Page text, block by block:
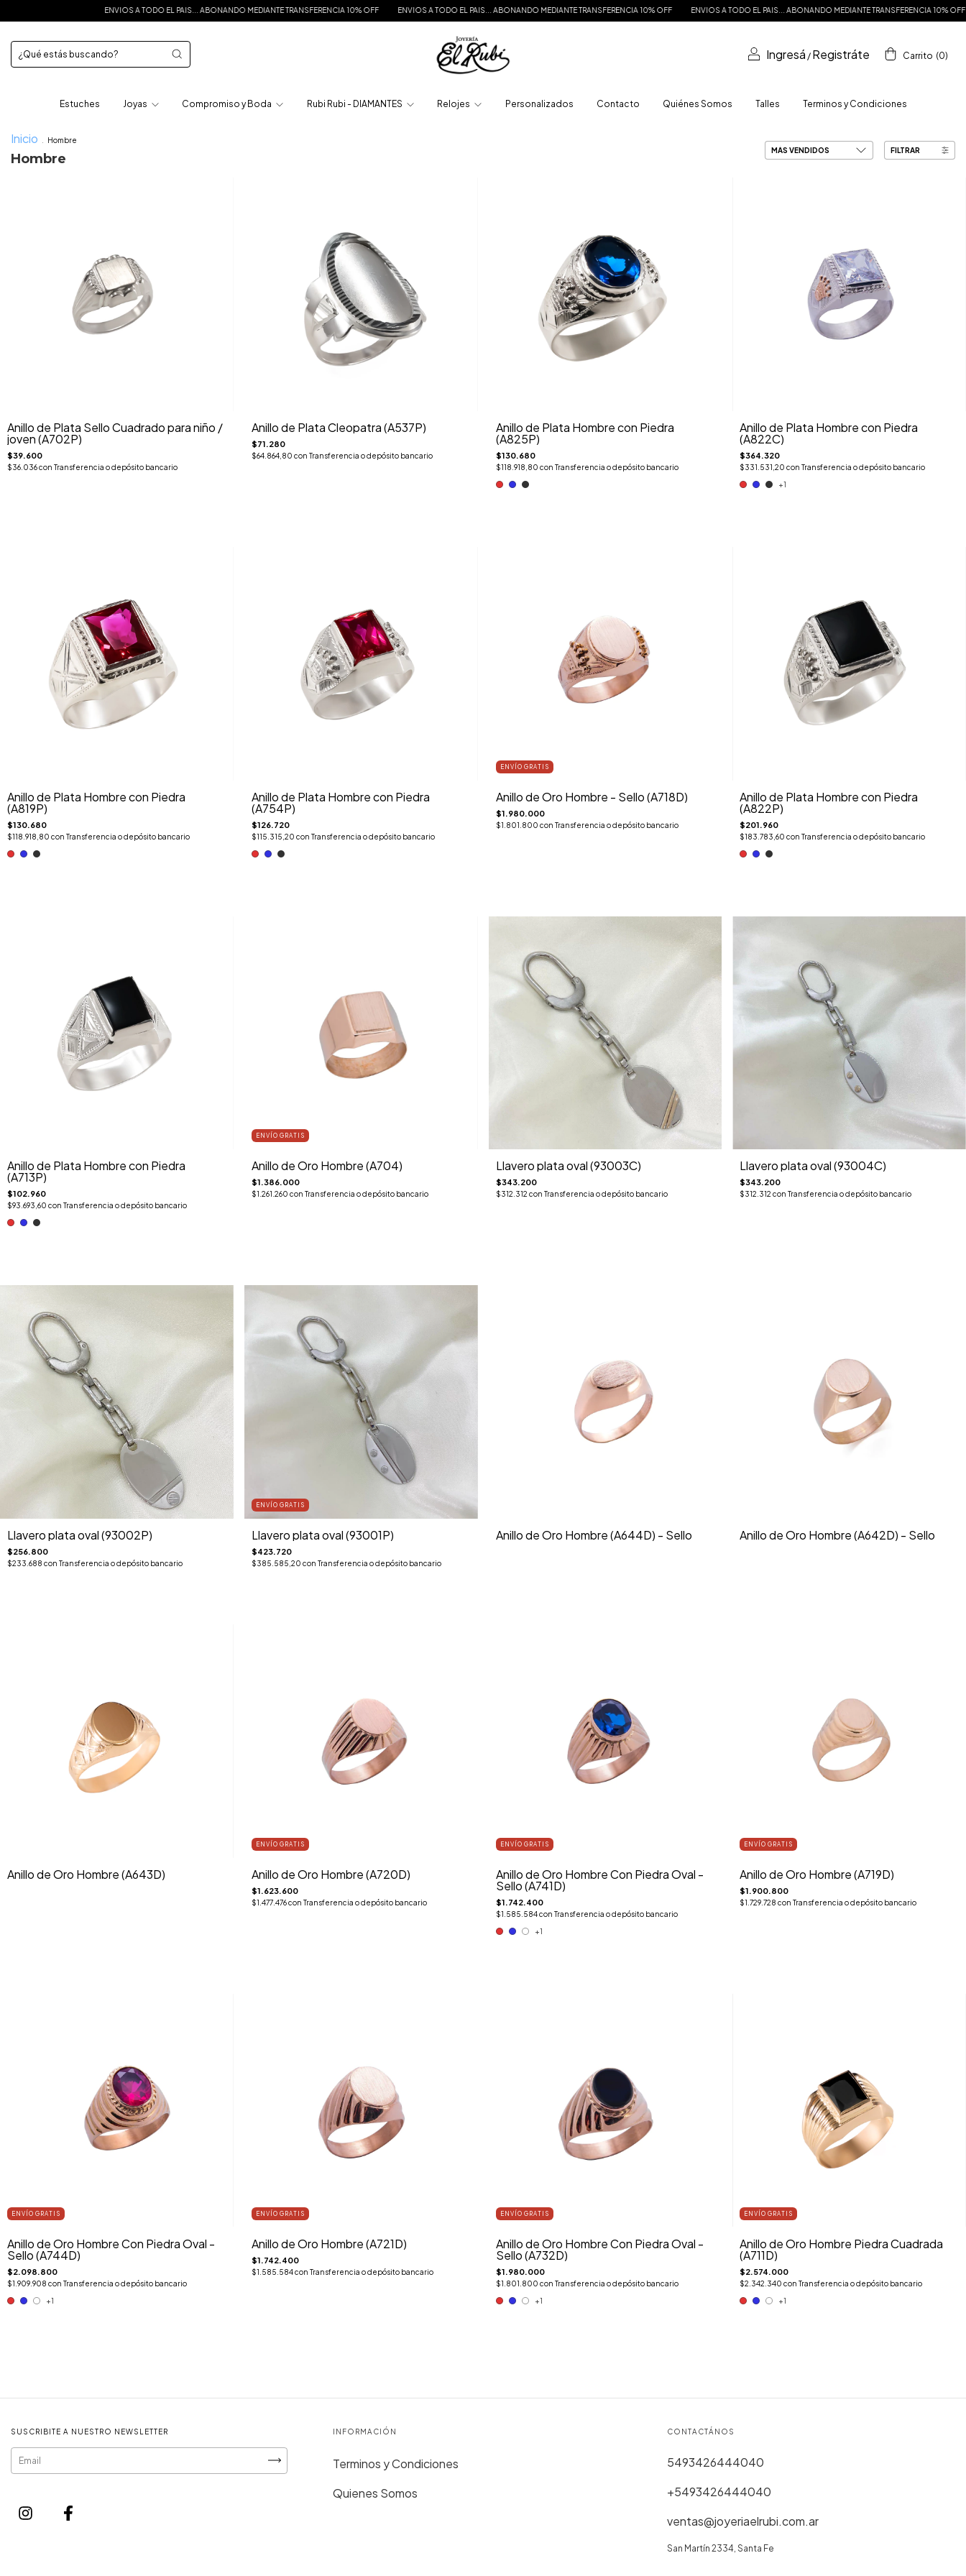
ENVIOS A TODO EL PAIS... ABONANDO MEDIANTE TRANSFERENCIA 10% OFF ENVIOS A TODO EL PAIS... ABONANDO MEDIANTE TRANSFERENCIA 10% OFF ENVIOS A TODO EL PAIS... ABONANDO MEDIANTE TRANSFERENCIA 10% OFF ENVIOS A
Ingresá / Registráte Carrito (0)
Estuches Joyas Compromiso y Boda Rubi Rubi - DIAMANTES Relojes Personalizados Contacto Quiénes Somos Talles Terminos y Condiciones
Inicio Hombre
Hombre
FILTRAR
Anillo de Plata Sello Cuadrado para niño /
joven (A702P)
$39.600
$36.036con Transferencia o depósito bancario
Anillo de Plata Cleopatra (A537P)
$71.280
$64.864,80 con Transferencia o depósito bancario
Anillo de Plata Hombre con Piedra
(A825P)
$130.680
$118.918,80 con Transferencia o depósito bancario
Anillo de Plata Hombre con Piedra
(A822C)
$364.320
$331.531,20con Transferencia o depósito bancario
+1
Anillo de Plata Hombre con Piedra
(A819P)
$130.680
$118.918,80 con Transferencia o depósito bancario
Anillo de Plata Hombre con Piedra
(A754P)
$126.720
$115.315,20 con Transferencia o depósito bancario
ENVÍO GRATIS
Anillo de Oro Hombre - Sello (A718D)
$1.980.000
$1.801.800 con Transferencia o depósito bancario
Anillo de Plata Hombre con Piedra
(A822P)
$201.960
$183.783,60con Transferencia o depósito bancario
Anillo de Plata Hombre con Piedra
(A713P)
$102.960
$93.693,60 con Transferencia o depósito bancario
ENVÍO GRATIS
Anillo de Oro Hombre (A704)
$1.386.000
$1.261.260 con Transferencia o depósito bancario
Llavero plata oval (93003C)
$343.200
$312.312 con Transferencia o depósito bancario
Llavero plata oval (93004C)
$343.200
$312.312con Transferencia o depósito bancario
Llavero plata oval (93002P)
$256.800
$233.688 con Transferencia o depósito bancario
ENVÍO GRATIS
Llavero plata oval (93001P)
$423.720
$385.585,20 con Transferencia o depósito bancario
Anillo de Oro Hombre (A644D) - Sello Anillo de Oro Hombre (A642D) - Sello
Anillo de Oro Hombre (A643D)
ENVÍO GRATIS
Anillo de Oro Hombre (A720D)
$1.623.600
$1.477.476con Transferencia o depósito bancario
ENVÍO GRATIS
Anillo de Oro Hombre Con Piedra Oval -
Sello (A741D)
$1.742.400
$1.585.584con Transferencia o depósito bancario
+1
ENVÍO GRATIS
Anillo de Oro Hombre (A719D)
$1.900.800
$1.729.728con Transferencia o depósito bancario
ENVÍO GRATIS
Anillo de Oro Hombre Con Piedra Oval -
Sello (A744D)
$2.098.800
$1.909.908 con Transferencia o depósito bancario
+1
ENVÍO GRATIS
Anillo de Oro Hombre (A721D)
$1.742.400
$1.585.584con Transferencia o depósito bancario
ENVÍO GRATIS
Anillo de Oro Hombre Con Piedra Oval -
Sello (A732D)
$1.980.000
$1.801.800 con Transferencia o depósito bancario
+1
ENVÍO GRATIS
Anillo de Oro Hombre Piedra Cuadrada
(A711D)
$2.574.000
$2.342.340con Transferencia o depósito bancario
+1
SUSCRIBITE A NUESTRO NEWSLETTER INFORMACIÓN
Terminos y Condiciones
Quienes Somos
CONTACTÁNOS
5493426444040
+5493426444040
ventas@joyeriaelrubi.com.ar
San Martín 2334, Santa Fe